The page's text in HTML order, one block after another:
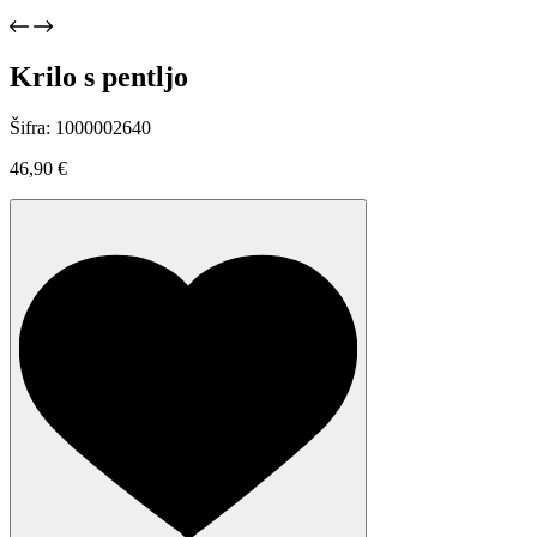
Krilo s pentljo
Šifra: 1000002640
46,90 €